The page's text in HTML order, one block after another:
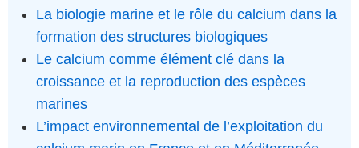
La biologie marine et le rôle du calcium dans la
formation des structures biologiques
Le calcium comme élément clé dans la
croissance et la reproduction des espèces
marines
L’impact environnemental de l’exploitation du